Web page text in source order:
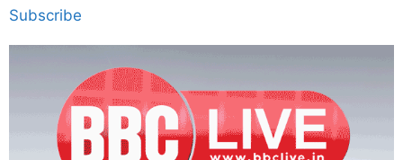
Subscribe